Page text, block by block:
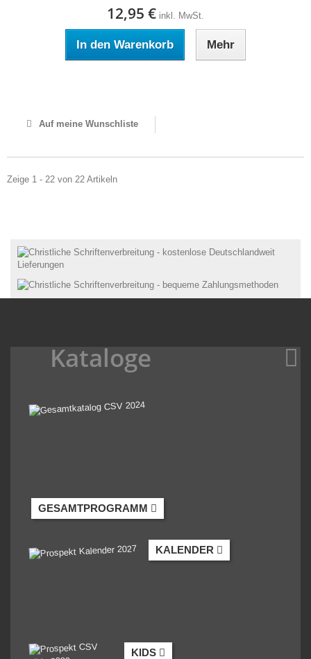
12,95 € inkl. MwSt.
In den Warenkorb Mehr
Auf meine Wunschliste
Zeige 1 - 22 von 22 Artikeln
Kataloge
GESAMTPROGRAMM
KALENDER
KIDS